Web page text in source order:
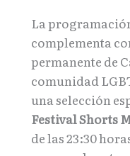
La
complementa
permanente de
comunidad
una selección
Festival Shorts
de las 23:30